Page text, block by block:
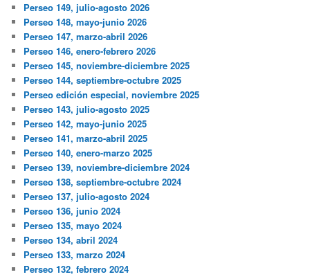
Perseo 149, julio-agosto 2026
Perseo 148, mayo-junio 2026
Perseo 147, marzo-abril 2026
Perseo 146, enero-febrero 2026
Perseo 145, noviembre-diciembre 2025
Perseo 144, septiembre-octubre 2025
Perseo edición especial, noviembre 2025
Perseo 143, julio-agosto 2025
Perseo 142, mayo-junio 2025
Perseo 141, marzo-abril 2025
Perseo 140, enero-marzo 2025
Perseo 139, noviembre-diciembre 2024
Perseo 138, septiembre-octubre 2024
Perseo 137, julio-agosto 2024
Perseo 136, junio 2024
Perseo 135, mayo 2024
Perseo 134, abril 2024
Perseo 133, marzo 2024
Perseo 132, febrero 2024